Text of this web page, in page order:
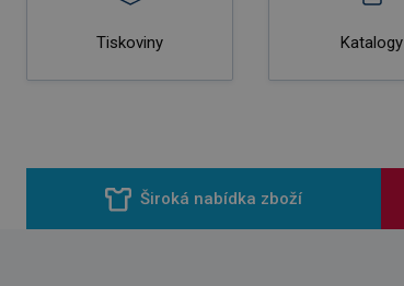
Tiskoviny Katalogy
Široká nabídka zboží